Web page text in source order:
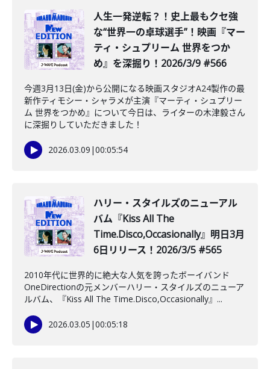
️人生一発逆転？！史上最もクセ強
な“世界一の卓球選手”！映画『マー
ティ・シュプリーム 世界をつか
め』を深掘り！2026/3/9 #566
今週3月13日(金)から公開になる映画スタジオA24製作の最
新作ティモシー・シャラメが主演『マーティ・シュプリー
ム 世界をつかめ』について今日は、ライターの木津毅さん
に深掘りしていただきました！
2026.03.09 |00:05:54
ハリー・スタイルズのニューアル
バム『Kiss All The
Time.Disco,Occasionally』明日3月
6日リリース！2026/3/5 #565
2010年代に世界的に絶大な人気を誇ったボーイバンド
OneDirectionの元メンバーハリー・スタイルズのニューア
ルバム、『Kiss All The Time.Disco,Occasionally』...
2026.03.05 |00:05:18